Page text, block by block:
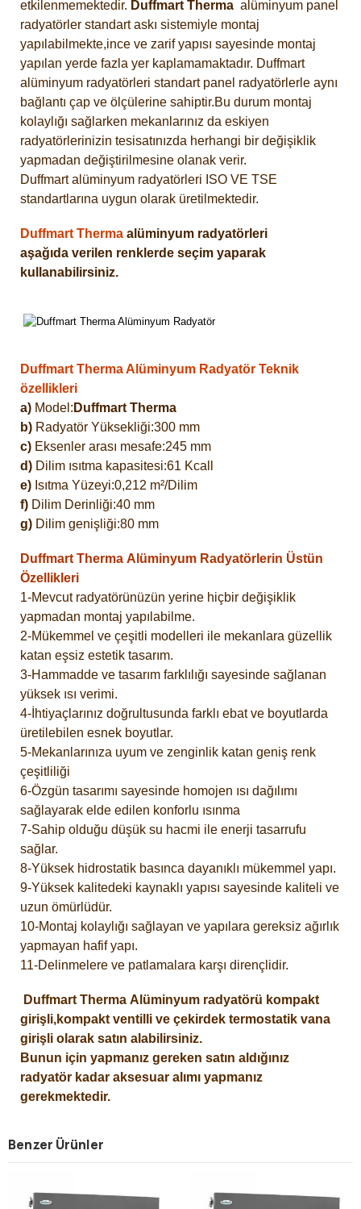
etkilenmemektedir. Duffmart Therma alüminyum panel
radyatörler standart askı sistemiyle montaj
yapılabilmekte,ince ve zarif yapısı sayesinde montaj
yapılan yerde fazla yer kaplamamaktadır. Duffmart
alüminyum radyatörleri standart panel radyatörlerle aynı
bağlantı çap ve ölçülerine sahiptir.Bu durum montaj
kolaylığı sağlarken mekanlarınız da eskiyen
radyatörlerinizin tesisatınızda herhangi bir değişiklik
yapmadan değiştirilmesine olanak verir.
Duffmart alüminyum radyatörleri ISO VE TSE
standartlarına uygun olarak üretilmektedir.
Duffmart Therma alüminyum radyatörleri
aşağıda verilen renklerde seçim yaparak
kullanabilirsiniz.
Duffmart Therma Alüminyum Radyatör Teknik
özellikleri
a) Model: Duffmart Therma
b) Radyatör Yüksekliği:300 mm
c) Eksenler arası mesafe:245 mm
d) Dilim ısıtma kapasitesi:61 Kcall
e) Isıtma Yüzeyi:0,212 m²/Dilim
f) Dilim Derinliği:40 mm
g) Dilim genişliği:80 mm
Duffmart Therma Alüminyum Radyatörlerin Üstün
Özellikleri
1-Mevcut radyatörünüzün yerine hiçbir değişiklik
yapmadan montaj yapılabilme.
2-Mükemmel ve çeşitli modelleri ile mekanlara güzellik
katan eşsiz estetik tasarım.
3-Hammadde ve tasarım farklılığı sayesinde sağlanan
yüksek ısı verimi.
4-İhtiyaçlarınız doğrultusunda farklı ebat ve boyutlarda
üretilebilen esnek boyutlar.
5-Mekanlarınıza uyum ve zenginlik katan geniş renk
çeşitliliği
6-Özgün tasarımı sayesinde homojen ısı dağılımı
sağlayarak elde edilen konforlu ısınma
7-Sahip olduğu düşük su hacmi ile enerji tasarrufu
sağlar.
8-Yüksek hidrostatik basınca dayanıklı mükemmel yapı.
9-Yüksek kalitedeki kaynaklı yapısı sayesinde kaliteli ve
uzun ömürlüdür.
10-Montaj kolaylığı sağlayan ve yapılara gereksiz ağırlık
yapmayan hafif yapı.
11-Delinmelere ve patlamalara karşı dirençlidir.
Duffmart Therma Alüminyum radyatörü kompakt
girişli,kompakt ventilli ve çekirdek termostatik vana
girişli olarak satın alabilirsiniz.
Bunun için yapmanız gereken satın aldığınız
radyatör kadar aksesuar alımı yapmanız
gerekmektedir.
Benzer Ürünler